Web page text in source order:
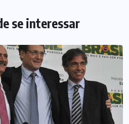
se interessar